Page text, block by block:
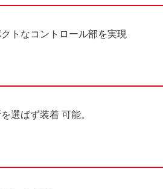
トなコントロール部を実現
選ばず装着 可能。